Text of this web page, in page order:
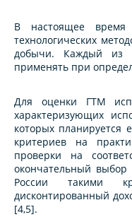
В настоящее время
технологических
добычи. Каждый из
применять при
Для оценки ГТМ
характеризующих
которых планируется
критериев на
проверки на
окончательный
России такими
дисконтированный
[4,5].